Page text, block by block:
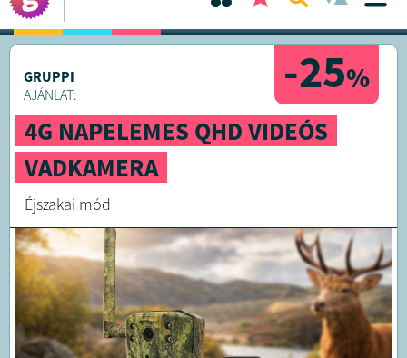
-25%
GRUPPI
AJÁNLAT:
4G NAPELEMES QHD VIDEÓS
VADKAMERA
Éjszakai mód